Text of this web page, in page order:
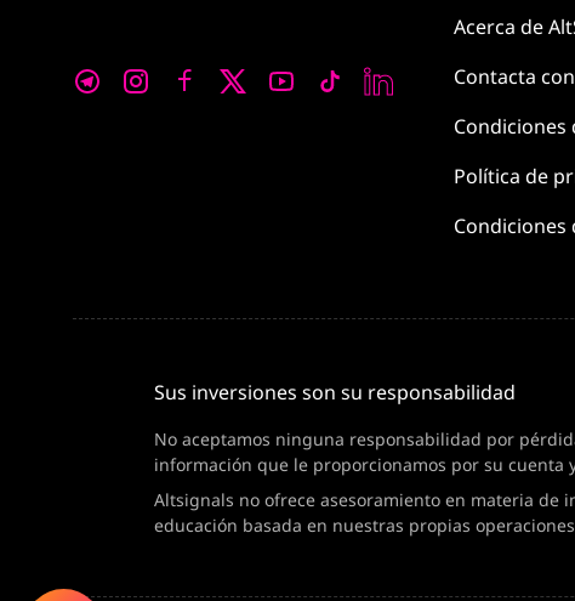
Acerca de
Contacta con
Condiciones
Política de
Condiciones
Sus inversiones son su responsabilidad
No aceptamos ninguna responsabilidad por
información que le proporcionamos por su cuenta
Altsignals no ofrece asesoramiento en materia
educación basada en nuestras propias